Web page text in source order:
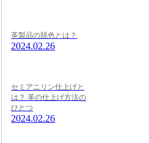
革製品の脱色とは？
2024.02.26
セミアニリン仕上げと
は？ 革の仕上げ方法の
ひとつ
2024.02.26